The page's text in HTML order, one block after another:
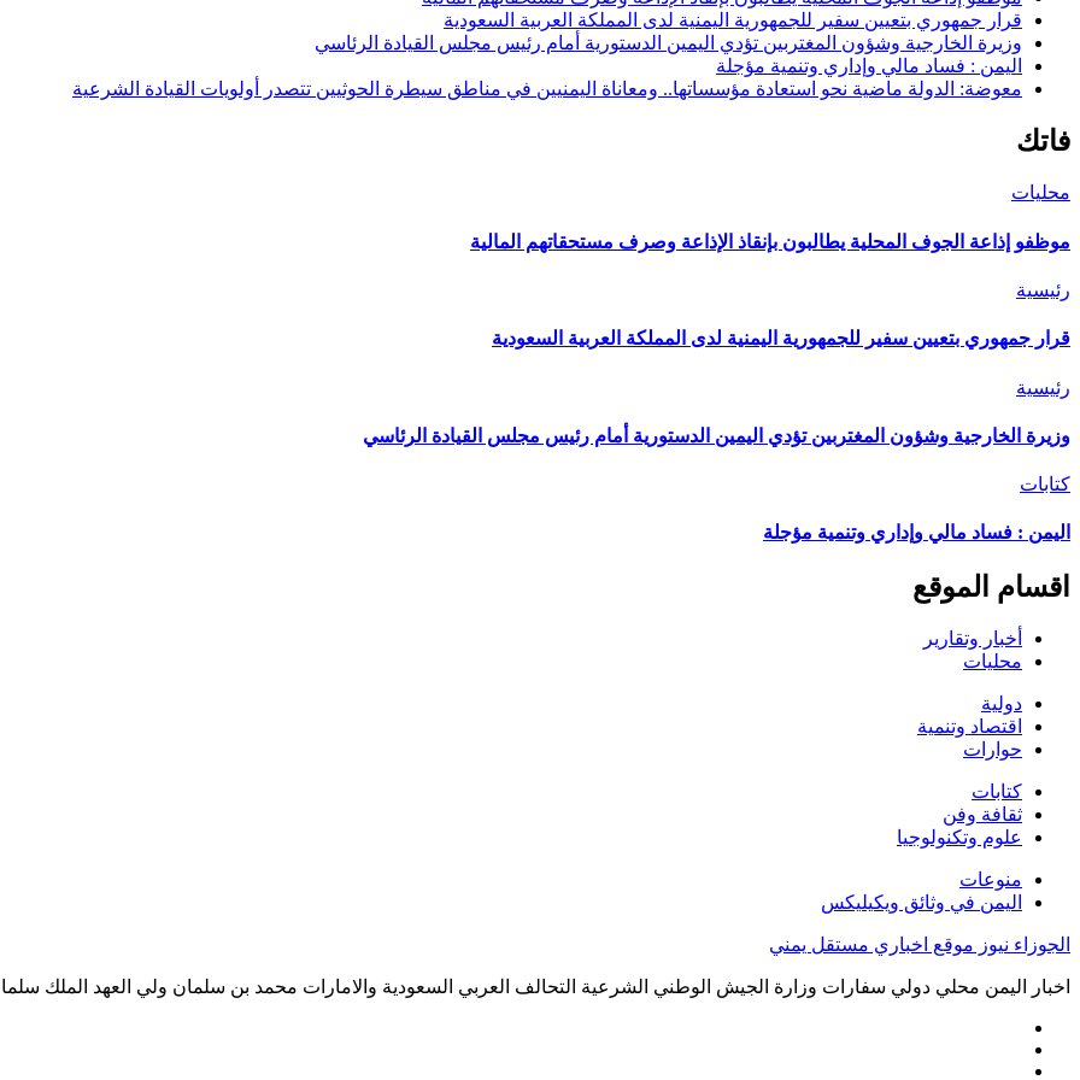
قرار جمهوري بتعيين سفير للجمهورية اليمنية لدى المملكة العربية السعودية
وزيرة الخارجية وشؤون المغتربين تؤدي اليمين الدستورية أمام رئيس مجلس القيادة الرئاسي
اليمن : فساد مالي وإداري وتنمية مؤجلة
معوضة: الدولة ماضية نحو استعادة مؤسساتها.. ومعاناة اليمنيين في مناطق سيطرة الحوثيين تتصدر أولويات القيادة الشرعية
فاتك
محليات
موظفو إذاعة الجوف المحلية يطالبون بإنقاذ الإذاعة وصرف مستحقاتهم المالية
رئيسية
قرار جمهوري بتعيين سفير للجمهورية اليمنية لدى المملكة العربية السعودية
رئيسية
وزيرة الخارجية وشؤون المغتربين تؤدي اليمين الدستورية أمام رئيس مجلس القيادة الرئاسي
كتابات
اليمن : فساد مالي وإداري وتنمية مؤجلة
اقسام الموقع
أخبار وتقارير
محليات
دولية
اقتصاد وتنمية
حوارات
كتابات
ثقافة وفن
علوم وتكنولوجيا
منوعات
اليمن في وثائق ويكيليكس
الجوزاء نيوز موقع اخباري مستقل يمني
اخبار اليمن محلي دولي سفارات وزارة الجيش الوطني الشرعية التحالف العربي السعودية والامارات محمد بن سلمان ولي العهد الملك